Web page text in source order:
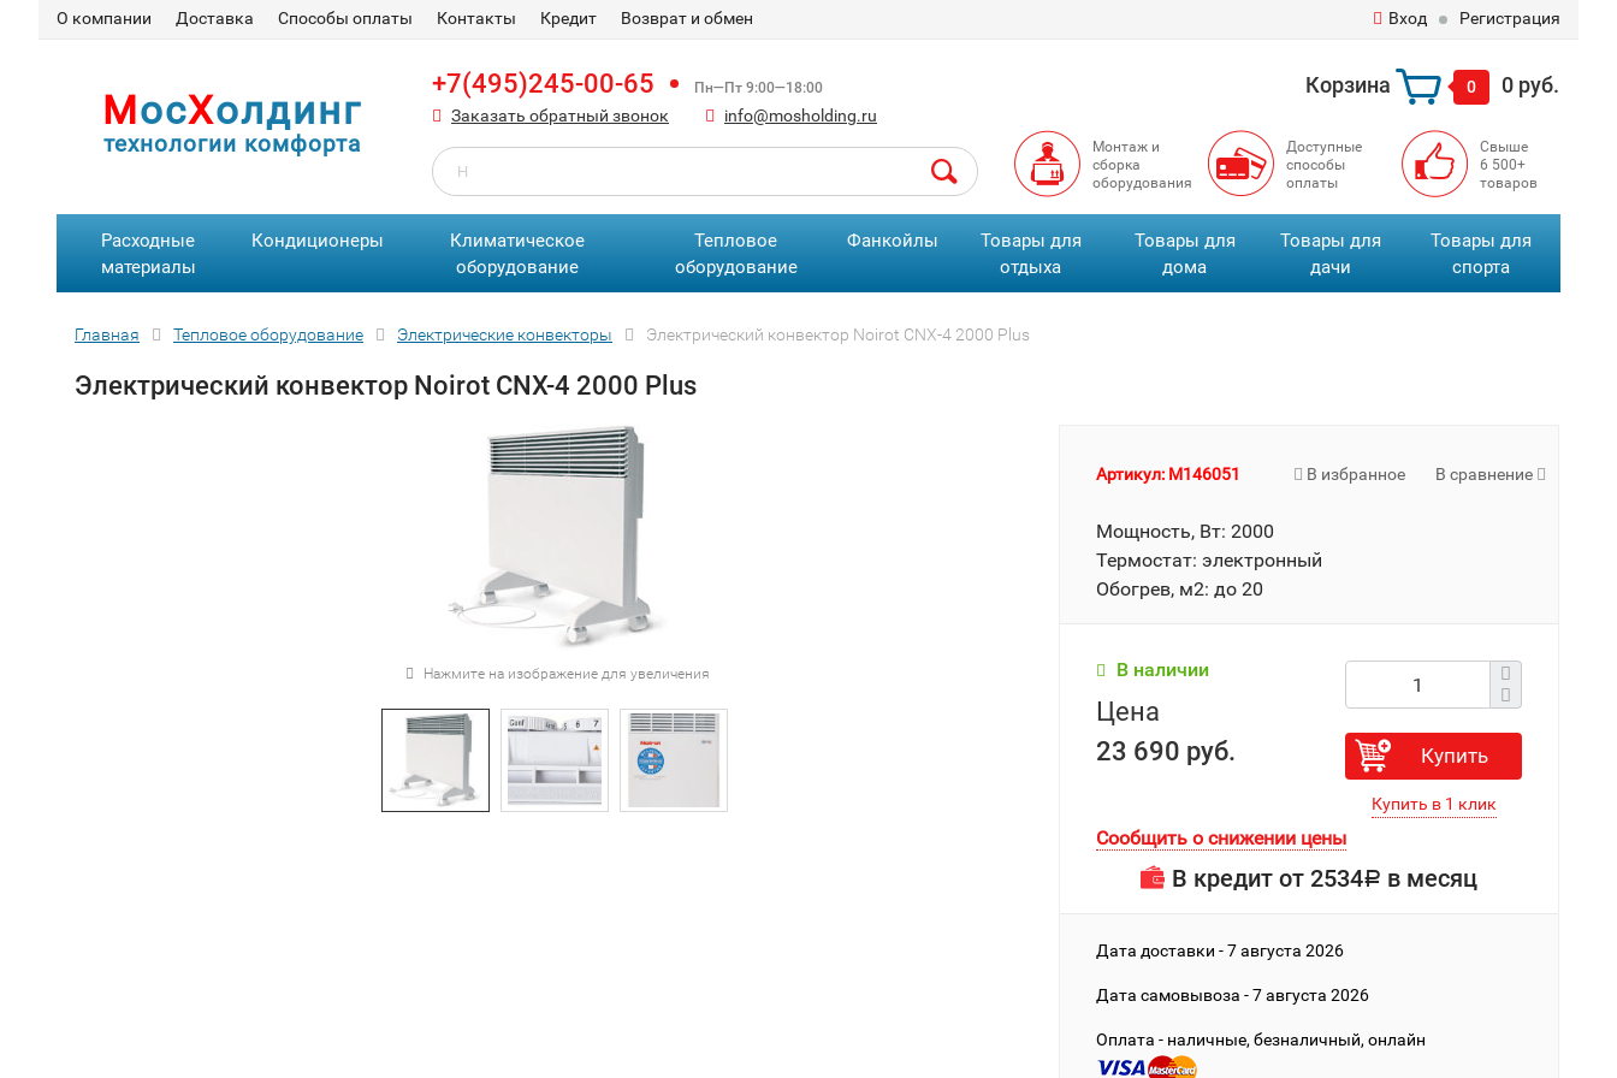
О компании Доставка Способы оплаты Контакты Кредит Возврат и обмен Вход Регистрация
МосХолдинг
технологии комфорта
+7(495)245-00-65 Пн—Пт 9:00—18:00
Заказать обратный звонок info@mosholding.ru
Корзина 0 0 руб.
Монтаж и
сборка
оборудования
Доступные
способы
оплаты
Свыше
6 500+
товаров
Расходные
материалы
Кондиционеры
Климатическое
оборудование
Тепловое
оборудование
Фанкойлы
Товары для
отдыха
Товары для
дома
Товары для
дачи
Товары для
спорта
Главная Тепловое оборудование Электрические конвекторы Электрический конвектор Noirot CNX-4 2000 Plus
Электрический конвектор Noirot CNX-4 2000 Plus
Нажмите на изображение для увеличения
В избранное В сравнение
Артикул: M146051
Мощность, Вт: 2000
Термостат: электронный
Обогрев, м2: до 20
В наличии
Цена
23 690 руб.
Купить
Сообщить о снижении цены
В кредит от 2534Р в месяц
Дата доставки - 7 августа 2026
Дата cамовывоза - 7 августа 2026
Оплата - наличные, безналичный, онлайн